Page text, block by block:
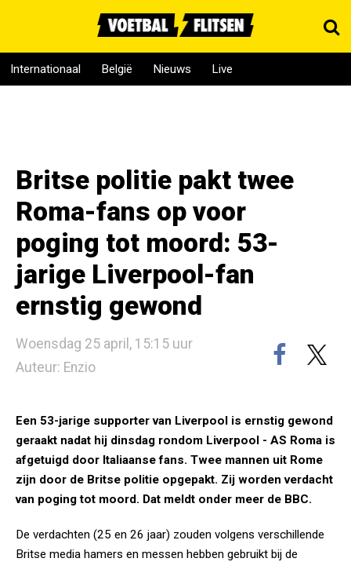
Internationaal België Nieuws Live
Britse politie pakt twee
Roma-fans op voor
poging tot moord: 53-
jarige Liverpool-fan
ernstig gewond
Woensdag 25 april, 15:15 uur
Auteur: Enzio
Een 53-jarige supporter van Liverpool is ernstig gewond
geraakt nadat hij dinsdag rondom Liverpool - AS Roma is
afgetuigd door Italiaanse fans. Twee mannen uit Rome
zijn door de Britse politie opgepakt. Zij worden verdacht
van poging tot moord. Dat meldt onder meer de BBC.
De verdachten (25 en 26 jaar) zouden volgens verschillende
Britse media hamers en messen hebben gebruikt bij de